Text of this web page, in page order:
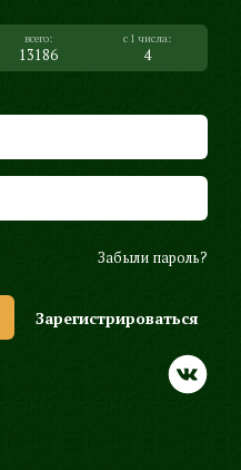
13186 4
Забыли пароль?
Зарегистрироваться